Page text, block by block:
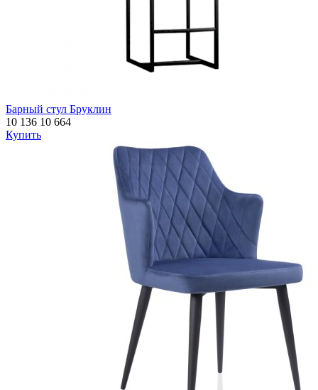
Барный стул Бруклин
10 136 10 664
Купить